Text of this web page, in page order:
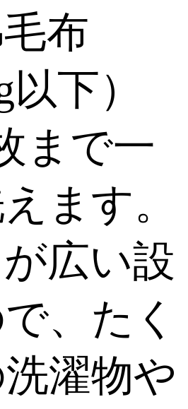
布
以下）
まで一
ます。
広い設
、たく
濯物や